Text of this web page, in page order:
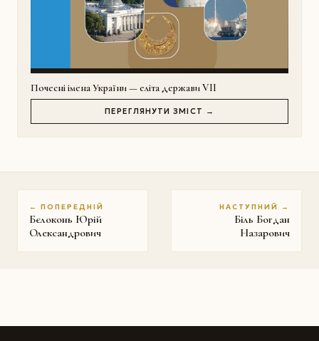
Почесні імена України — еліта держави VII
ПЕРЕГЛЯНУТИ ЗМІСТ →
← ПОПЕРЕДНІЙ
Бєлоконь Юрій
Олександрович
НАСТУПНИЙ →
Біль Богдан
Назарович